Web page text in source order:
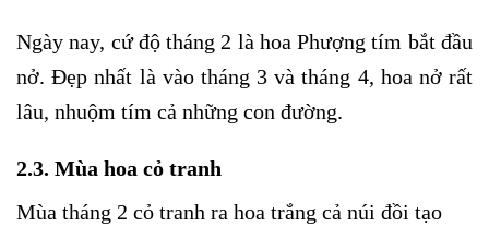
Ngày nay, cứ độ tháng 2 là hoa Phượng tím bắt đầu
nở. Đẹp nhất là vào tháng 3 và tháng 4, hoa nở rất
lâu, nhuộm tím cả những con đường.
2.3. Mùa hoa cỏ tranh
Mùa tháng 2 cỏ tranh ra hoa trắng cả núi đồi tạo